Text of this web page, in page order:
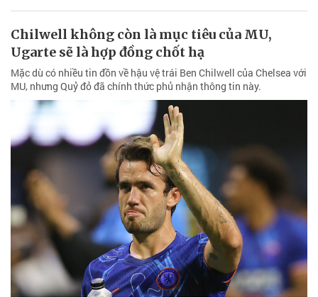
Chilwell không còn là mục tiêu của MU,
Ugarte sẽ là hợp đồng chốt hạ
Mặc dù có nhiều tin đồn về hậu vệ trái Ben Chilwell của Chelsea với
MU, nhưng Quỷ đỏ đã chính thức phủ nhận thông tin này.